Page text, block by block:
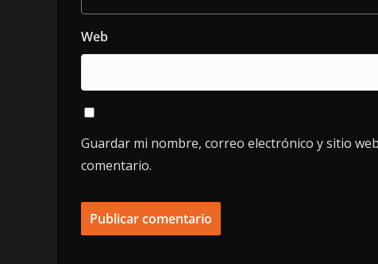
Web
Guardar mi nombre, correo electrónico y sitio
comentario.